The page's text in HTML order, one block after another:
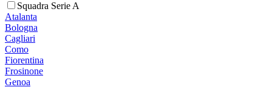
Squadra Serie A
Atalanta
Bologna
Cagliari
Como
Fiorentina
Frosinone
Genoa